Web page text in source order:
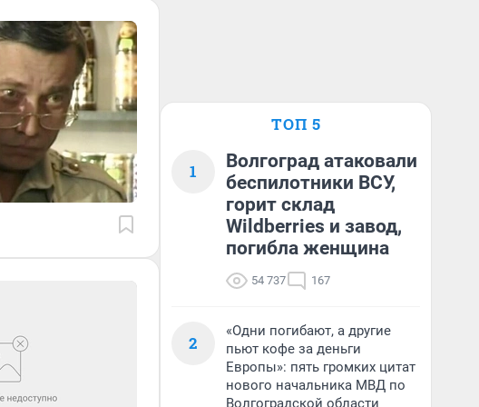
ТОП 5
1
Волгоград атаковали
беспилотники ВСУ,
горит склад
Wildberries и завод,
погибла женщина
54 737 167
2
«Одни погибают, а другие
пьют кофе за деньги
Европы»: пять громких цитат
нового начальника МВД по
Волгоградской области